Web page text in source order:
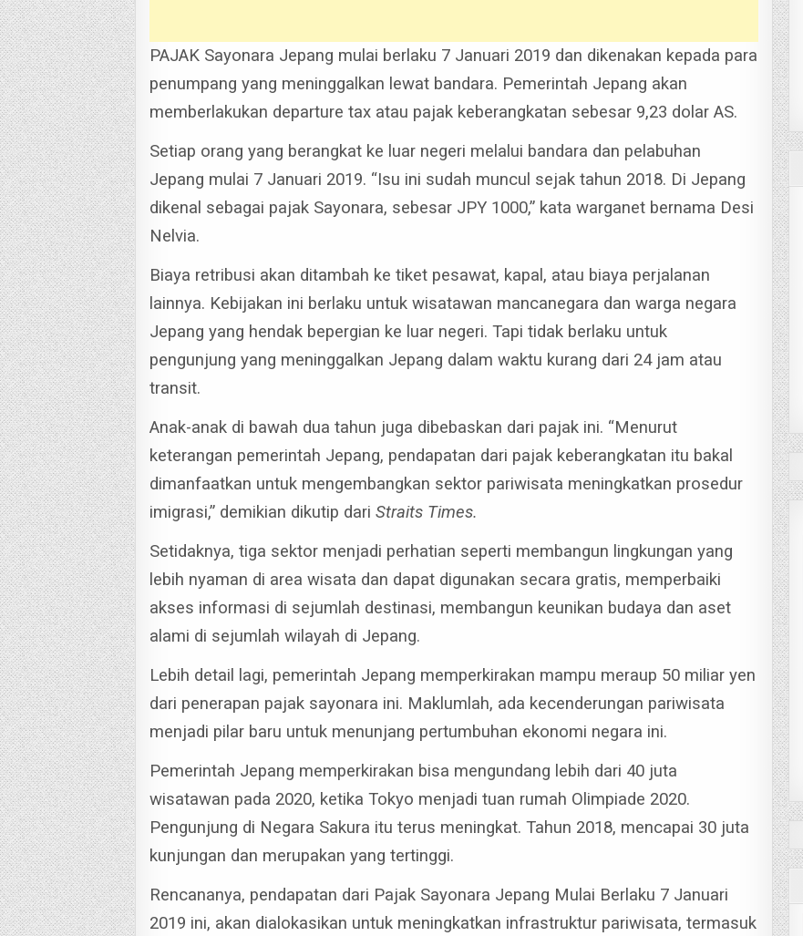
PAJAK Sayonara Jepang mulai berlaku 7 Januari 2019 dan dikenakan kepada para
penumpang yang meninggalkan lewat bandara. Pemerintah Jepang akan
memberlakukan departure tax atau pajak keberangkatan sebesar 9,23 dolar AS.
Setiap orang yang berangkat ke luar negeri melalui bandara dan pelabuhan
Jepang mulai 7 Januari 2019. “Isu ini sudah muncul sejak tahun 2018. Di Jepang
dikenal sebagai pajak Sayonara, sebesar JPY 1000,” kata warganet bernama Desi
Nelvia.
Biaya retribusi akan ditambah ke tiket pesawat, kapal, atau biaya perjalanan
lainnya. Kebijakan ini berlaku untuk wisatawan mancanegara dan warga negara
Jepang yang hendak bepergian ke luar negeri.Tapi tidak berlaku untuk
pengunjung yang meninggalkan Jepang dalam waktu kurang dari 24 jam atau
transit.
Anak-anak di bawah dua tahun juga dibebaskan dari pajak ini. “Menurut
keterangan pemerintah Jepang, pendapatan dari pajak keberangkatan itu bakal
dimanfaatkan untuk mengembangkan sektor pariwisata meningkatkan prosedur
imigrasi,” demikian dikutip dariStraits Times.
Setidaknya, tiga sektor menjadi perhatian seperti membangun lingkungan yang
lebih nyaman di area wisata dan dapat digunakan secara gratis, memperbaiki
akses informasi di sejumlah destinasi, membangun keunikan budaya dan aset
alami di sejumlah wilayah di Jepang.
Lebih detail lagi, pemerintah Jepang memperkirakan mampu meraup 50 miliar yen
dari penerapan pajak sayonara ini. Maklumlah, ada kecenderungan pariwisata
menjadi pilar baru untuk menunjang pertumbuhan ekonomi negara ini.
Pemerintah Jepang memperkirakan bisa mengundang lebih dari 40 juta
wisatawan pada 2020, ketika Tokyo menjadi tuan rumah Olimpiade 2020.
Pengunjung di Negara Sakura itu terus meningkat. Tahun 2018, mencapai 30 juta
kunjungan dan merupakan yang tertinggi.
Rencananya, pendapatan dari Pajak Sayonara Jepang Mulai Berlaku 7 Januari
2019 ini, akan dialokasikan untuk meningkatkan infrastruktur pariwisata, termasuk